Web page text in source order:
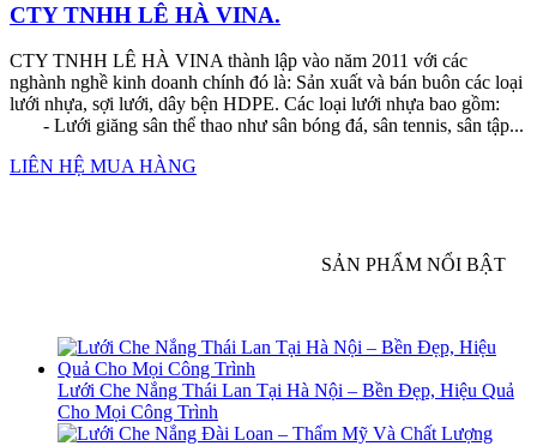
CTY TNHH LÊ HÀ VINA.
CTY TNHH LÊ HÀ VINA thành lập vào năm 2011 với các
nghành nghề kinh doanh chính đó là: Sản xuất và bán buôn các loại
lưới nhựa, sợi lưới, dây bện HDPE. Các loại lưới nhựa bao gồm:
- Lưới giăng sân thể thao như sân bóng đá, sân tennis, sân tập...
LIÊN HỆ MUA HÀNG
SẢN PHẨM NỔI BẬT
Lưới Che Nắng Thái Lan Tại Hà Nội – Bền Đẹp, Hiệu Quả
Cho Mọi Công Trình